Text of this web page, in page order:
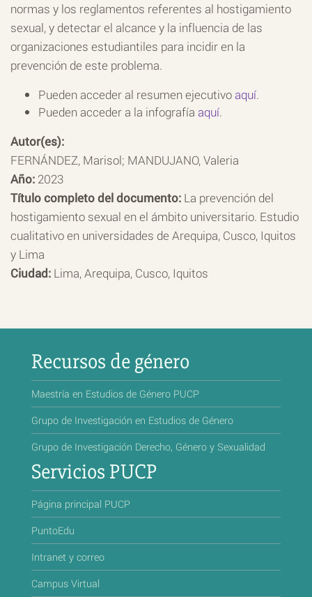
normas y los reglamentos referentes al hostigamiento
sexual, y detectar el alcance y la influencia de las
organizaciones estudiantiles para incidir en la
prevención de este problema.
Pueden acceder al resumen ejecutivo aquí.
Pueden acceder a la infografía aquí.
Autor(es):
FERNÁNDEZ, Marisol; MANDUJANO, Valeria
Año: 2023
Título completo del documento: La prevención del
hostigamiento sexual en el ámbito universitario. Estudio
cualitativo en universidades de Arequipa, Cusco, Iquitos
y Lima
Ciudad: Lima, Arequipa, Cusco, Iquitos
Recursos de género
Maestría en Estudios de Género PUCP
Grupo de Investigación en Estudios de Género
Grupo de Investigación Derecho, Género y Sexualidad
Servicios PUCP
Página principal PUCP
PuntoEdu
Intranet y correo
Campus Virtual